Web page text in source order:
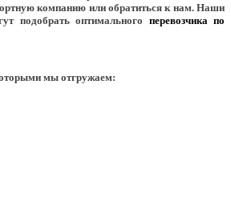
компанию или обратиться к нам. Наши
подобрать оптимального перевозчика по
мы отгружаем: